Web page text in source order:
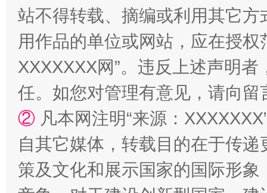
国家大学科技园优化重塑工作
站不得转载、摘编或利用其它
用作品的单位或网站，应在授
XXXXXXX网”。违反上述声明
任。如您对管理有意见，请向
② 凡本网注明“来源：
自其它媒体，转载目的在于传
策及文化和展示国家的国际形